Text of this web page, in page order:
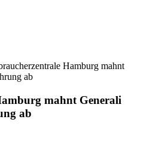
Hamburg mahnt
ab
mahnt Generali
ab